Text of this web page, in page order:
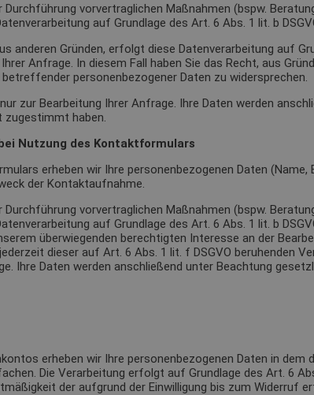
vorvertraglichen Maßnahmen (bspw.
auf Grundlage des Art. 6 Abs. 1 lit. b
anderen Gründen, erfolgt diese Datenverarbeitung auf
Anfrage. In diesem Fall haben Sie das Recht, aus
personenbezogener Daten zu widersprechen.
zur Bearbeitung Ihrer Anfrage. Ihre Daten werden
zugestimmt haben.
Nutzung des Kontaktformulars
erheben wir Ihre personenbezogenen Daten
der Kontaktaufnahme.
vorvertraglichen Maßnahmen (bspw.
auf Grundlage des Art. 6 Abs. 1 lit. b
überwiegenden berechtigten Interesse an der
dieser auf Art. 6 Abs. 1 lit. f DSGVO beruhenden
Ihre Daten werden anschließend unter Beachtung
erheben wir Ihre personenbezogenen Daten in
Die Verarbeitung erfolgt auf Grundlage des Art. 6
der aufgrund der Einwilligung bis zum Widerruf